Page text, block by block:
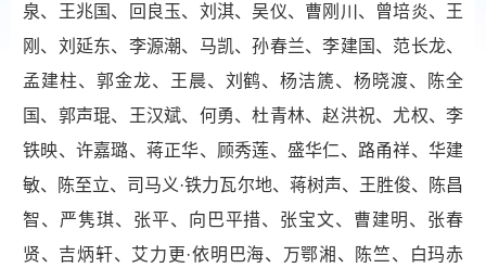
泉、王兆国、回良玉、刘淇、吴仪、曹刚川、曾培炎、王
刚、刘延东、李源潮、马凯、孙春兰、李建国、范长龙、
孟建柱、郭金龙、王晨、刘鹤、杨洁篪、杨晓渡、陈全
国、郭声琨、王汉斌、何勇、杜青林、赵洪祝、尤权、李
铁映、许嘉璐、蒋正华、顾秀莲、盛华仁、路甬祥、华建
敏、陈至立、司马义·铁力瓦尔地、蒋树声、王胜俊、陈昌
智、严隽琪、张平、向巴平措、张宝文、曹建明、张春
贤、吉炳轩、艾力更·依明巴海、万鄂湘、陈竺、白玛赤